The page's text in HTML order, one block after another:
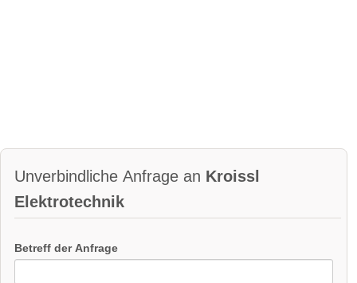
Unverbindliche Anfrage an Kroissl
Elektrotechnik
Betreff der Anfrage